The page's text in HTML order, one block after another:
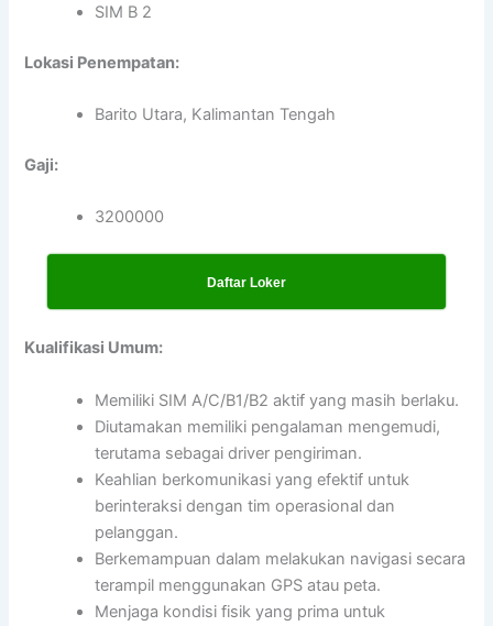
SIM B 2
Lokasi Penempatan:
Barito Utara, Kalimantan Tengah
Gaji:
3200000
Daftar Loker
Kualifikasi Umum:
Memiliki SIM A/C/B1/B2 aktif yang masih berlaku.
Diutamakan memiliki pengalaman mengemudi,
terutama sebagai driver pengiriman.
Keahlian berkomunikasi yang efektif untuk
berinteraksi dengan tim operasional dan
pelanggan.
Berkemampuan dalam melakukan navigasi secara
terampil menggunakan GPS atau peta.
Menjaga kondisi fisik yang prima untuk